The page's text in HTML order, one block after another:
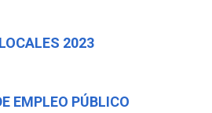
2023
EMPLEO PÚBLICO